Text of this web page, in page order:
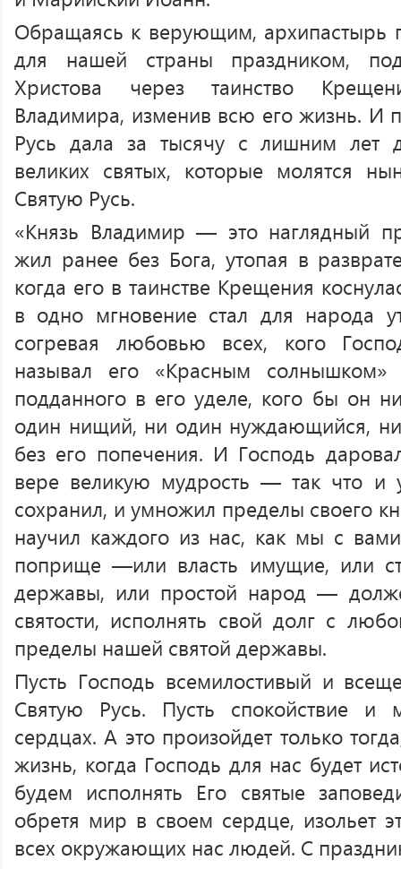
Обращаясь к верующим, архипастырь
для нашей страны праздником,
Христова через таинство
Владимира, изменив всю его жизнь. И
Русь дала за тысячу с лишним
великих святых, которые молятся
Святую Русь.
«Князь Владимир — это наглядный
жил ранее без Бога, утопая в
когда его в таинстве Крещения
в одно мгновение стал для народа
согревая любовью всех, кого
называл его «Красным
подданного в его уделе, кого бы он
один нищий, ни один нуждающийся, ни
без его попечения. И Господь
вере великую мудрость — так что и
сохранил, и умножил пределы своего
научил каждого из нас, как мы с
поприще —или власть имущие, или
державы, или простой народ —
святости, исполнять свой долг с
пределы нашей святой державы.
Пусть Господь всемилостивый и
Святую Русь. Пусть спокойствие
сердцах. А это произойдет только
жизнь, когда Господь для нас будет
будем исполнять Его святые
обретя мир в своем сердце, изольет
всех окружающих нас людей. С